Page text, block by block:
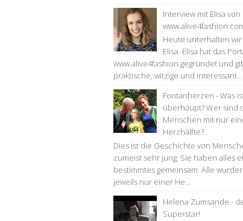
Interview mit Elisa von
Heute unterhalten
Elisa. Elisa hat das
www.alive4fashion gegründet und
praktische, witzige und interessant...
Fontanherzen - Was
überhaupt? Wer sind
Menschen mit nur
Herzhälfte?
Dies ist die Geschichte von
zumeist sehr jung. Sie haben alles
bestimmtes gemeinsam. Alle
jeweils nur einer He...
Helena Zumsande -
Superstar!